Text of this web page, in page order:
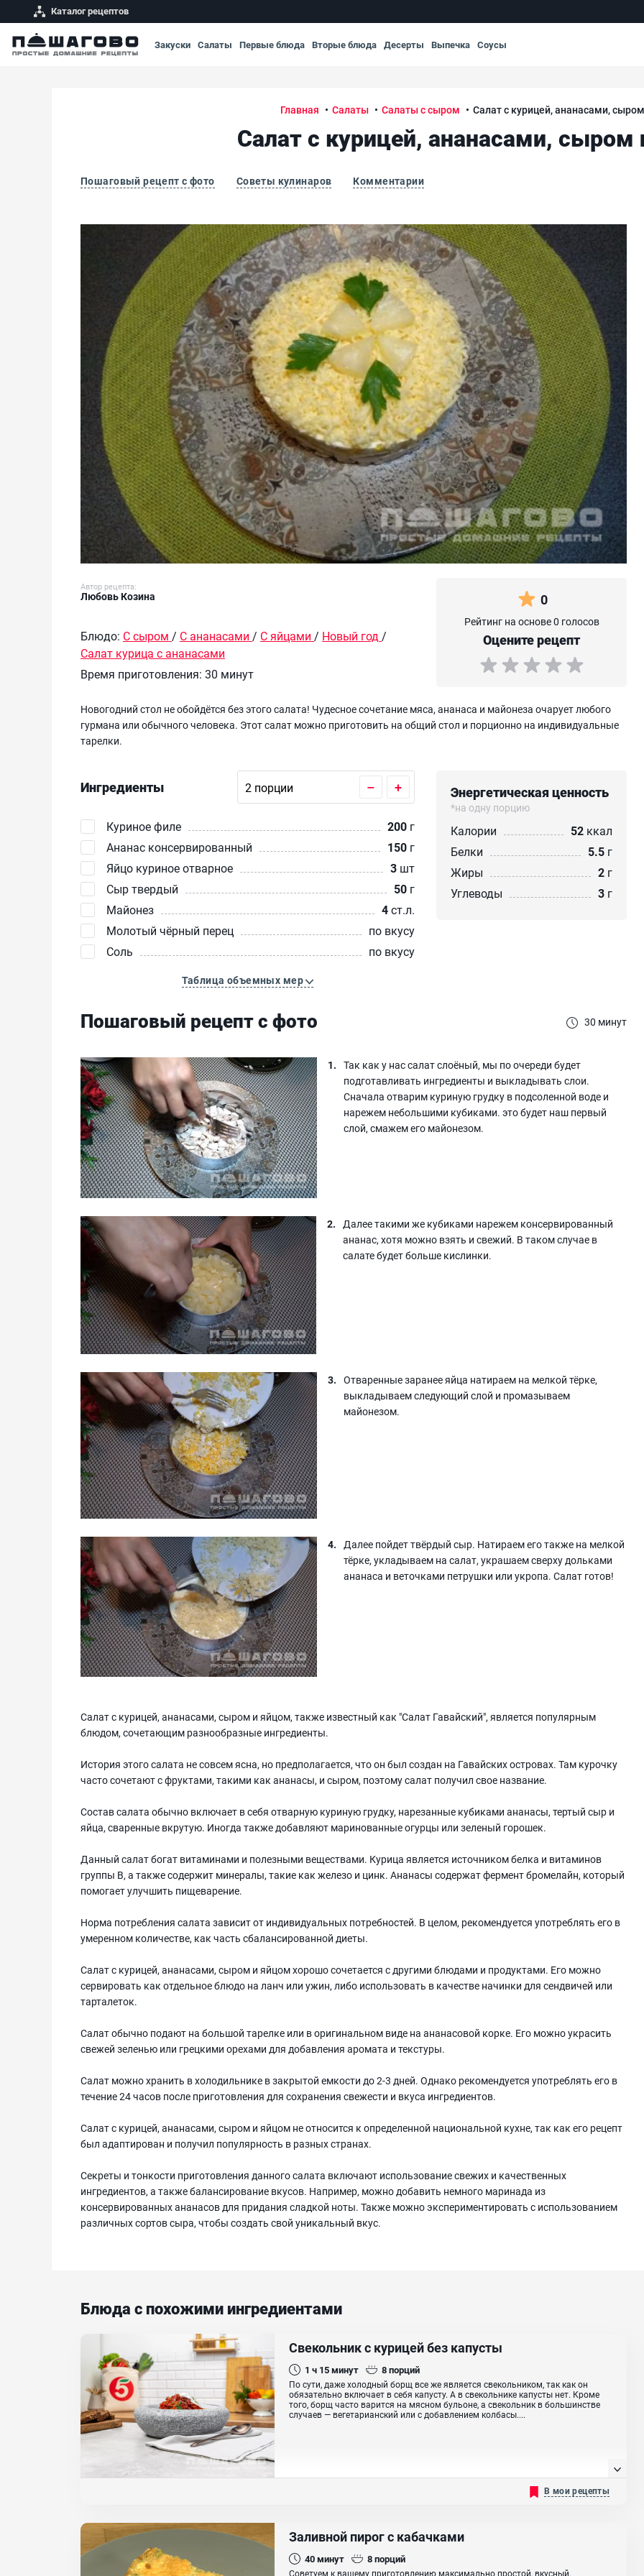
Каталог рецептов
Закуски Салаты Первые блюда Вторые блюда Десерты Выпечка Соусы
Главная Салаты Салаты с сыром Салат с курицей, ананасами,
Салат с курицей, ананасами, сыром
Пошаговый рецепт с фото Советы кулинаров Комментарии
Салат с курицей, ананасами, сыром и яйцом
Автор рецепта:
Любовь Козина
Блюдо: С сыром / С ананасами / С яйцами / Новый год/
Салат курица с ананасами
Время приготовления: 30 минут
0
Рейтинг на основе 0 голосов
Оцените рецепт
Новогодний стол не обойдётся без этого салата! Чудесное сочетание мяса, ананаса и майонеза очарует любого
гурмана или обычного человека. Этот салат можно приготовить на общий стол и порционно на индивидуальные
тарелки.
Ингредиенты – +
Куриное филе 200 г
Ананас консервированный
150 г
Яйцо куриное отварное
3 шт
Сыр твердый
50 г
Майонез
4ст.л.
Молотый чёрный перец
по вкусу
Соль
по вкусу
Таблица объемных мер
Энергетическая ценность
*на одну порцию
Калории 52 ккал
Белки
5.5 г
Жиры
2 г
Углеводы
3 г
Пошаговый рецепт с фото 30 минут
Так как у нас салат слоёный, мы по очереди будет
подготавливать ингредиенты и выкладывать слои.
Сначала отварим куриную грудку в подсоленной воде и
нарежем небольшими кубиками. это будет наш первый
слой, смажем его майонезом.
Далее такими же кубиками нарежем консервированный
ананас, хотя можно взять и свежий. В таком случае в
салате будет больше кислинки.
Отваренные заранее яйца натираем на мелкой тёрке,
выкладываем следующий слой и промазываем
майонезом.
Далее пойдет твёрдый сыр. Натираем его также на мелкой
тёрке, укладываем на салат, украшаем сверху дольками
ананаса и веточками петрушки или укропа. Салат готов!
Салат с курицей, ананасами, сыром и яйцом, также известный как "Салат Гавайский", является популярным
блюдом, сочетающим разнообразные ингредиенты.
История этого салата не совсем ясна, но предполагается, что он был создан на Гавайских островах. Там курочку
часто сочетают с фруктами, такими как ананасы, и сыром, поэтому салат получил свое название.
Состав салата обычно включает в себя отварную куриную грудку, нарезанные кубиками ананасы, тертый сыр и
яйца, сваренные вкрутую. Иногда также добавляют маринованные огурцы или зеленый горошек.
Данный салат богат витаминами и полезными веществами. Курица является источником белка и витаминов
группы В, а также содержит минералы, такие как железо и цинк. Ананасы содержат фермент бромелайн, который
помогает улучшить пищеварение.
Норма потребления салата зависит от индивидуальных потребностей. В целом, рекомендуется употреблять его в
умеренном количестве, как часть сбалансированной диеты.
Салат с курицей, ананасами, сыром и яйцом хорошо сочетается с другими блюдами и продуктами. Его можно
сервировать как отдельное блюдо на ланч или ужин, либо использовать в качестве начинки для сендвичей или
тарталеток.
Салат обычно подают на большой тарелке или в оригинальном виде на ананасовой корке. Его можно украсить
свежей зеленью или грецкими орехами для добавления аромата и текстуры.
Салат можно хранить в холодильнике в закрытой емкости до 2-3 дней. Однако рекомендуется употреблять его в
течение 24 часов после приготовления для сохранения свежести и вкуса ингредиентов.
Салат с курицей, ананасами, сыром и яйцом не относится к определенной национальной кухне, так как его рецепт
был адаптирован и получил популярность в разных странах.
Секреты и тонкости приготовления данного салата включают использование свежих и качественных
ингредиентов, а также балансирование вкусов. Например, можно добавить немного маринада из
консервированных ананасов для придания сладкой ноты. Также можно экспериментировать с использованием
различных сортов сыра, чтобы создать свой уникальный вкус.
Блюда с похожими ингредиентами
Свекольник с курицей без капусты
1 ч 15минут 8порций
По сути, даже холодный борщ все же является свекольником, так как он
обязательно включает в себя капусту. А в свекольнике капусты нет. Кроме
того, борщ часто варится на мясном бульоне, а свекольник в большинстве
случаев — вегетарианский или с добавлением колбасы....
В мои рецепты
Заливной пирог с кабачками
40минут 8порций
Советуем к вашему приготовлению максимально простой, вкусный,